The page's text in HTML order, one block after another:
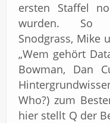
ersten Staffel
wurden. So
Snodgrass, Mike
„Wem gehört
Bowman, Dan
Who?) zum
hier stellt Q der